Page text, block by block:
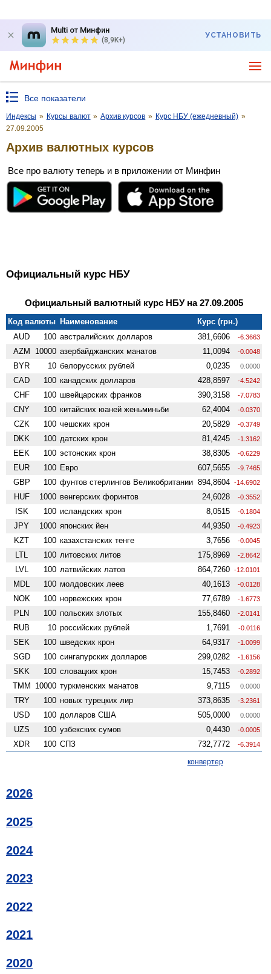
Multi от Минфин
(8,9K+)
УСТАНОВИТЬ
Все показатели
Индексы » Курсы валют » Архив курсов » Курс НБУ (ежедневный) »
27.09.2005
Архив валютных курсов
Все про валюту теперь и в приложении от Минфин
Официальный курс НБУ
Официальный валютный курс НБУ на 27.09.2005
Код валюты Наименование
Курс (грн.)
AUD
100 австралийских долларов 381,6606 -6.3663
AZM 10000 азербайджанских манатов 11,0094 -0.0048
BYR 10 белорусских рублей 0,0235 0.0000
CAD 100 канадских долларов 428,8597 -4.5242
CHF 100 швейцарских франков 390,3158 -7.0783
CNY 100 китайских юаней женьминьби 62,4004 -0.0370
CZK 100 чешских крон 20,5829 -0.3749
DKK 100 датских крон 81,4245 -1.3162
EEK 100 эстонских крон 38,8305 -0.6229
EUR 100 Евро 607,5655 -9.7465
GBP 100 фунтов стерлингов Велико­британии 894,8604 -14.6902
HUF 1000 венгерских форинтов 24,6028 -0.3552
ISK 100 исландских крон 8,0515 -0.1804
JPY 1000 японских йен 44,9350 -0.4923
KZT 100 казахстанских тенге 3,7656 -0.0045
LTL 100 литовских литов 175,8969 -2.8642
LVL 100 латвийских латов 864,7260 -12.0101
MDL 100 молдовских леев 40,1613 -0.0128
NOK 100 норвежских крон 77,6789 -1.6773
PLN 100 польских злотых 155,8460 -2.0141
RUB 10 российских рублей 1,7691 -0.0116
SEK 100 шведских крон 64,9317 -1.0099
SGD 100 сингапурских долларов 299,0282 -1.6156
SKK 100 словацких крон 15,7453 -0.2892
TMM 10000 туркменских манатов 9,7115 0.0000
TRY 100 новых турецких лир 373,8635 -3.2361
USD 100 долларов США 505,0000 0.0000
UZS 100 узбекских сумов 0,4430 -0.0005
XDR 100 СПЗ 732,7772 -6.3914
конвертер
2026
2025
2024
2023
2022
2021
2020